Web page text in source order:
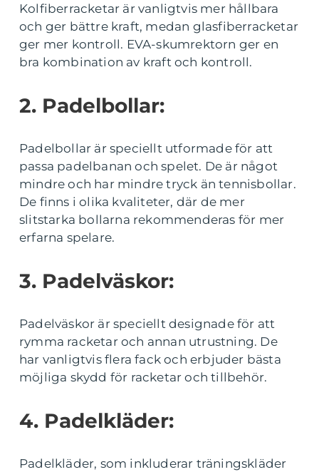
Kolfiberracketar är vanligtvis mer hållbara
och ger bättre kraft, medan glasfiberracketar
ger mer kontroll. EVA-skumrektorn ger en
bra kombination av kraft och kontroll.
2. Padelbollar:
Padelbollar är speciellt utformade för att
passa padelbanan och spelet. De är något
mindre och har mindre tryck än tennisbollar.
De finns i olika kvaliteter, där de mer
slitstarka bollarna rekommenderas för mer
erfarna spelare.
3. Padelväskor:
Padelväskor är speciellt designade för att
rymma racketar och annan utrustning. De
har vanligtvis flera fack och erbjuder bästa
möjliga skydd för racketar och tillbehör.
4. Padelkläder:
Padelkläder, som inkluderar träningskläder